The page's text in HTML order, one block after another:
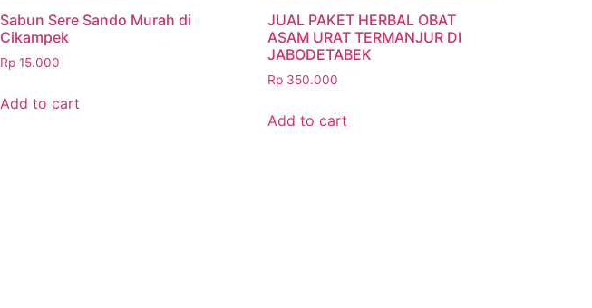
Sabun Sere Sando Murah di
Cikampek
Rp 15.000
Add to cart
JUAL PAKET HERBAL OBAT
ASAM URAT TERMANJUR DI
JABODETABEK
Rp 350.000
Add to cart